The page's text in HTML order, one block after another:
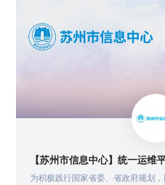
为积极践行国家省委、省政府规划